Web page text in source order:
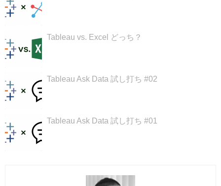
Tableau vs. Excel どっち？
Tableau Ask Data 試し打ち #02
Tableau Ask Data 試し打ち #01